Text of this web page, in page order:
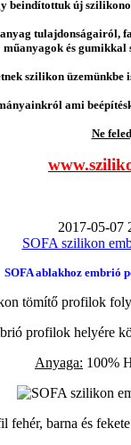
beindítottuk új
tulajdonságairól,
műanyagok és gumikkal
szilikon
ami
Ne
2017-05-07
SOFA szilikon
SOFA ablakhoz embrió
tömítő profilok
profilok helyére
Anyaga: 100%
barna és